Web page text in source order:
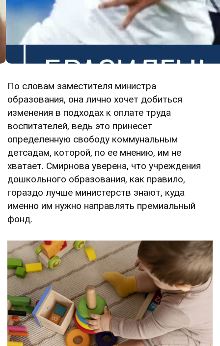
По словам заместителя министра
образования, она лично хочет добиться
изменения в подходах к оплате труда
воспитателей, ведь это принесет
определенную свободу коммунальным
детсадам, которой, по ее мнению, им не
хватает. Смирнова уверена, что учреждения
дошкольного образования, как правило,
гораздо лучше министерств знают, куда
именно им нужно направлять премиальный
фонд.